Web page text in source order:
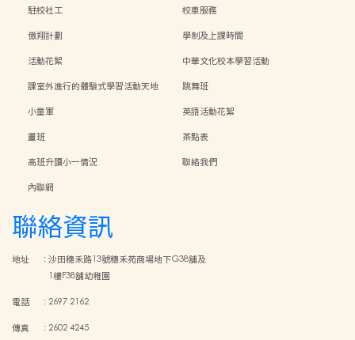
駐校社工
校車服務
傲翔計劃
學制及上課時間
活動花絮
中華文化校本學習活動
課室外進行的體驗式學習活動天地
跳舞班
小童軍
英語活動花絮
畫班
茶點表
高班升讀小一情況
聯絡我們
內聯網
聯絡資訊
地址 :沙田穗禾路13號穗禾苑商場地下G38舖及
1樓F38舖幼稚園
電話 :2697 2162
傳真 :2602 4245